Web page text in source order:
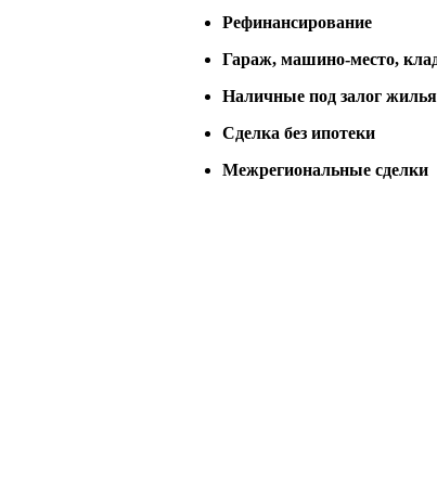
Рефинансирование
Гараж, машино-место,
Наличные под залог жилья
Сделка без ипотеки
Межрегиональные сделки